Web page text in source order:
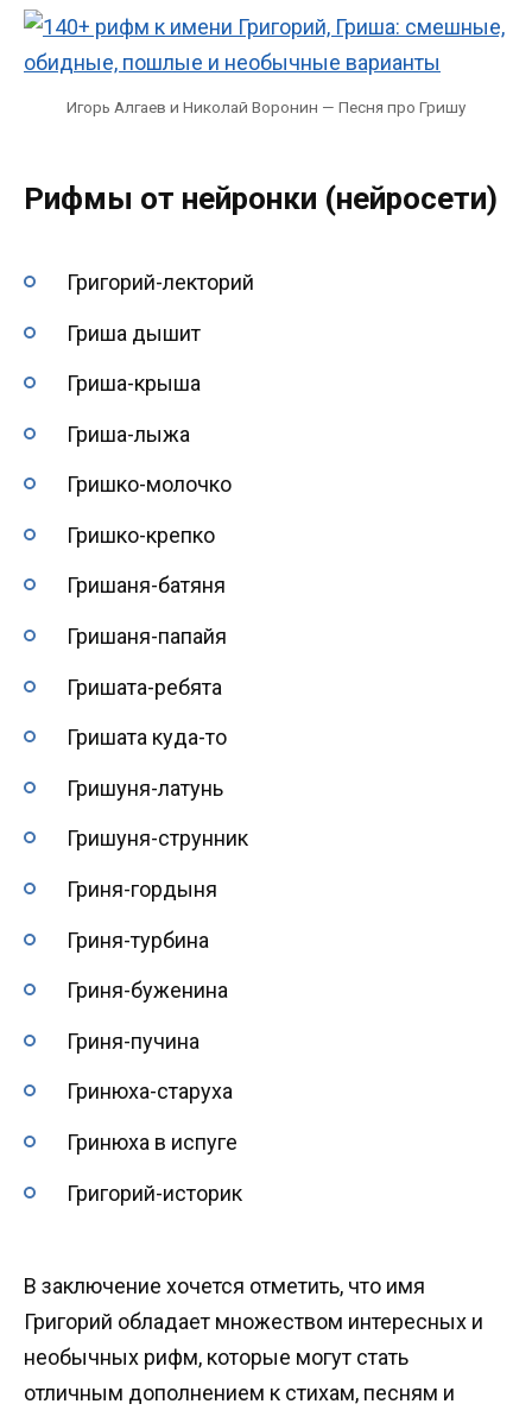
Игорь Алгаев и Николай Воронин — Песня про Гришу
Рифмы от нейронки (нейросети)
Григорий-лекторий
Гриша дышит
Гриша-крыша
Гриша-лыжа
Гришко-молочко
Гришко-крепко
Гришаня-батяня
Гришаня-папайя
Гришата-ребята
Гришата куда-то
Гришуня-латунь
Гришуня-струнник
Гриня-гордыня
Гриня-турбина
Гриня-буженина
Гриня-пучина
Гринюха-старуха
Гринюха в испуге
Григорий-историк
В заключение хочется отметить, что имя
Григорий обладает множеством интересных и
необычных рифм, которые могут стать
отличным дополнением к стихам, песням и